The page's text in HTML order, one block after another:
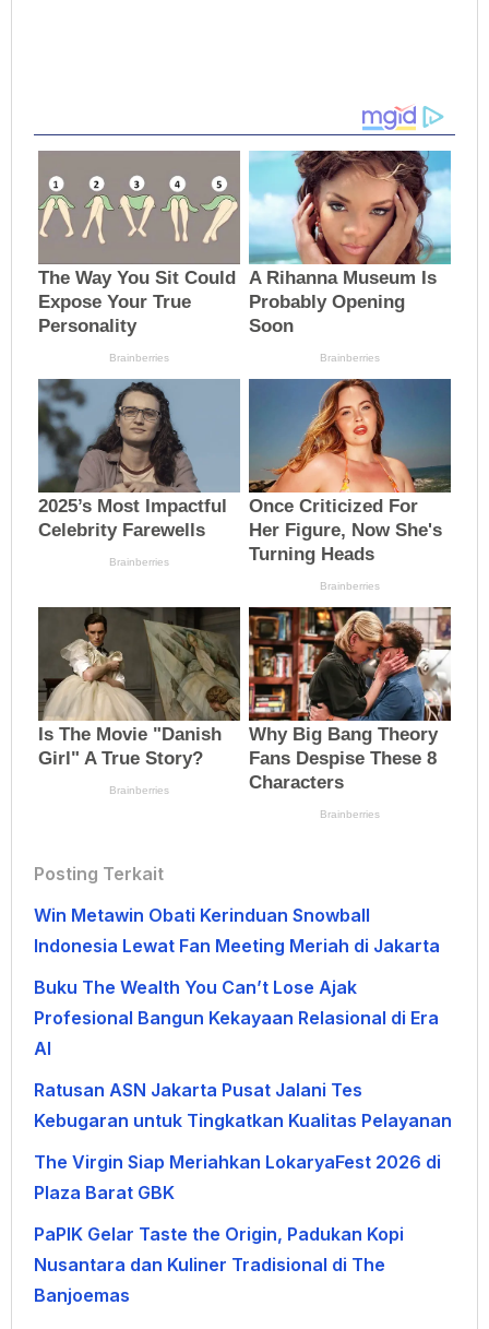
Posting Terkait
Win Metawin Obati Kerinduan Snowball
Indonesia Lewat Fan Meeting Meriah di Jakarta
Buku The Wealth You Can’t Lose Ajak
Profesional Bangun Kekayaan Relasional di Era
AI
Ratusan ASN Jakarta Pusat Jalani Tes
Kebugaran untuk Tingkatkan Kualitas Pelayanan
The Virgin Siap Meriahkan LokaryaFest 2026 di
Plaza Barat GBK
PaPIK Gelar Taste the Origin, Padukan Kopi
Nusantara dan Kuliner Tradisional di The
Banjoemas